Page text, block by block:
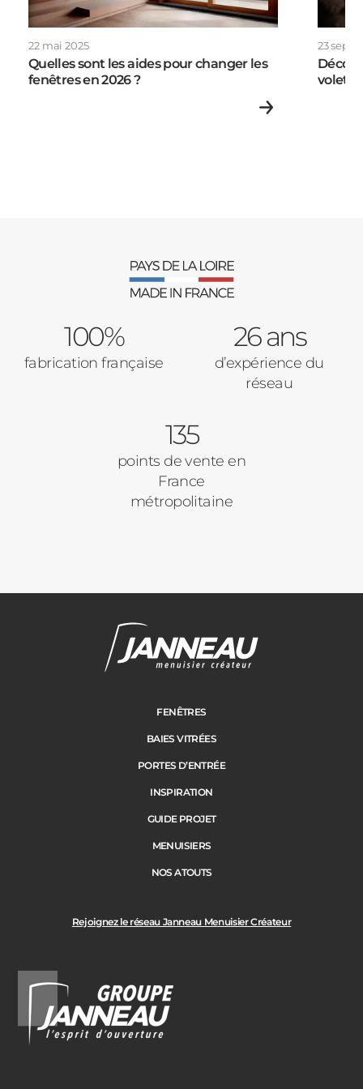
Volets Roulants
Portail
Autre
Vos disponibilités
Code Postal des travaux
22 mai 2025
Quelles sont les aides pour changer les
fenêtres en 2026 ?
23
volets
100%
fabrication française
26 ans
d’expérience du
réseau
135
points de vente en
France
métropolitaine
Rejoignez le réseau Janneau Menuisier Créateur
FENÊTRES
BAIES VITRÉES
PORTES D’ENTRÉE
INSPIRATION
GUIDE PROJET
MENUISIERS
NOS ATOUTS